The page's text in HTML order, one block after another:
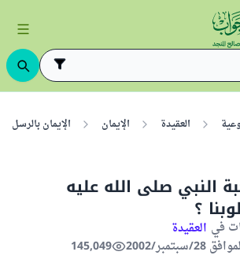
العقيدة الإيمان الإيمان بالرسل
النبي صلى الله عليه
؟
في العقيدة
145,049